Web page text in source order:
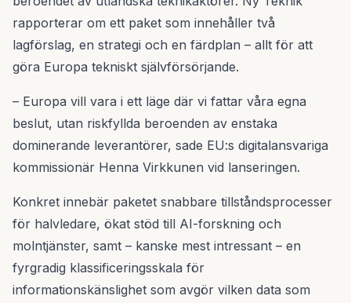
rapporterar om ett paket som innehåller två
lagförslag, en strategi och en färdplan – allt för att
göra Europa tekniskt självförsörjande.
– Europa vill vara i ett läge där vi fattar våra egna
beslut, utan riskfyllda beroenden av enstaka
dominerande leverantörer, sade EU:s digitalansvariga
kommissionär Henna Virkkunen vid lanseringen.
Konkret innebär paketet snabbare tillståndsprocesser
för halvledare, ökat stöd till AI-forskning och
molntjänster, samt – kanske mest intressant – en
fyrgradig klassificeringsskala för
informationskänslighet som avgör vilken data som